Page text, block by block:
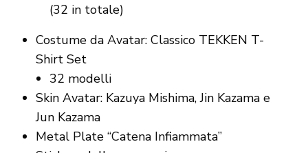
(32 in totale)
Costume da Avatar: Classico TEKKEN T-
Shirt Set
32 modelli
Skin Avatar: Kazuya Mishima, Jin Kazama e
Jun Kazama
Metal Plate “Catena Infiammata”